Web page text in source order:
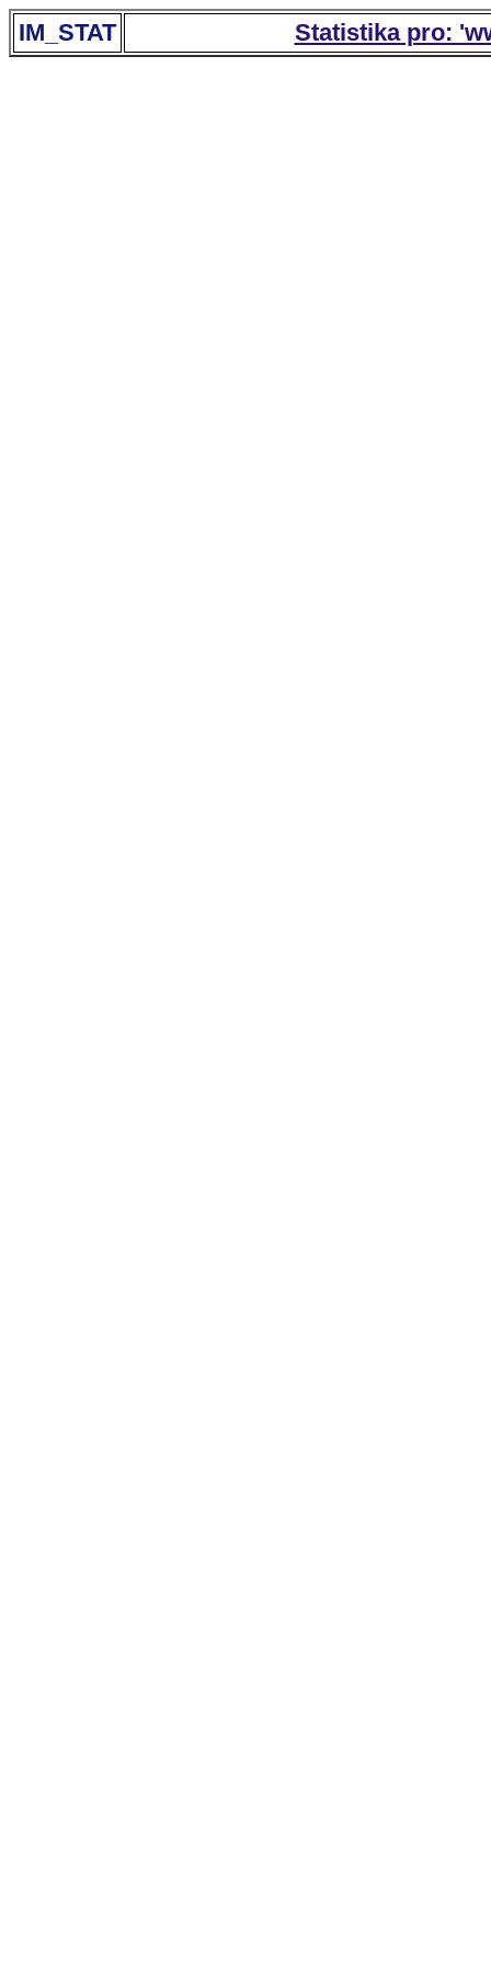
IM_STAT Statistika pro: